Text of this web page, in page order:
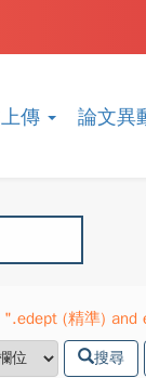
傳 論文異
(精準) and
搜尋